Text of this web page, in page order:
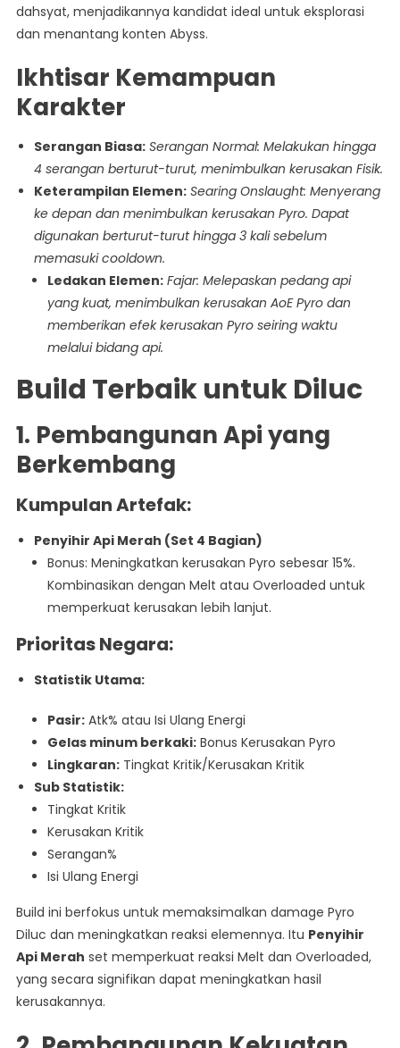
dahsyat, menjadikannya kandidat ideal untuk eksplorasi
dan menantang konten Abyss.
Ikhtisar Kemampuan
Karakter
Serangan Biasa: Serangan Normal: Melakukan hingga
4 serangan berturut-turut, menimbulkan kerusakan Fisik.
Keterampilan Elemen: Searing Onslaught: Menyerang
ke depan dan menimbulkan kerusakan Pyro. Dapat
digunakan berturut-turut hingga 3 kali sebelum
memasuki cooldown.
Ledakan Elemen: Fajar: Melepaskan pedang api
yang kuat, menimbulkan kerusakan AoE Pyro dan
memberikan efek kerusakan Pyro seiring waktu
melalui bidang api.
Build Terbaik untuk Diluc
1. Pembangunan Api yang
Berkembang
Kumpulan Artefak:
Penyihir Api Merah (Set 4 Bagian)
Bonus: Meningkatkan kerusakan Pyro sebesar 15%.
Kombinasikan dengan Melt atau Overloaded untuk
memperkuat kerusakan lebih lanjut.
Prioritas Negara:
Statistik Utama:
Pasir:Atk% atau Isi Ulang Energi
Gelas minum berkaki:Bonus Kerusakan Pyro
Lingkaran:Tingkat Kritik/Kerusakan Kritik
Sub Statistik:
Tingkat Kritik
Kerusakan Kritik
Serangan%
Isi Ulang Energi
Build ini berfokus untuk memaksimalkan damage Pyro
Diluc dan meningkatkan reaksi elemennya. Itu Penyihir
Api Merah set memperkuat reaksi Melt dan Overloaded,
yang secara signifikan dapat meningkatkan hasil
kerusakannya.